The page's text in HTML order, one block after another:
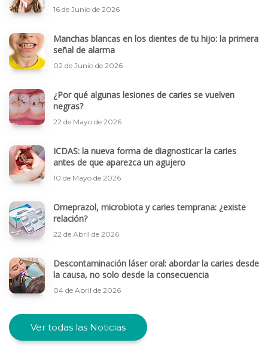
16 de Junio de 2026
Manchas blancas en los dientes de tu hijo: la primera
señal de alarma
02 de Junio de 2026
¿Por qué algunas lesiones de caries se vuelven
negras?
22 de Mayo de 2026
ICDAS: la nueva forma de diagnosticar la caries
antes de que aparezca un agujero
10 de Mayo de 2026
Omeprazol, microbiota y caries temprana: ¿existe
relación?
22 de Abril de 2026
Descontaminación láser oral: abordar la caries desde
la causa, no solo desde la consecuencia
04 de Abril de 2026
Ver todas las Noticias